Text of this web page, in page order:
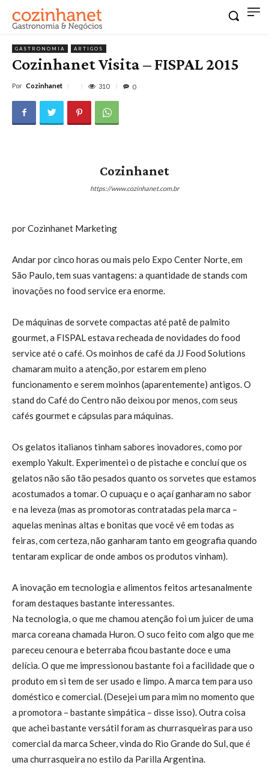
GASTRONOMIA ARTIGOS
Cozinhanet Visita – FISPAL 2015
Por Cozinhanet 310 0
Cozinhanet
https://www.cozinhanet.com.br
por Cozinhanet Marketing
Andar por cinco horas ou mais pelo Expo Center Norte, em
São Paulo, tem suas vantagens: a quantidade de stands com
inovações no food service era enorme.
De máquinas de sorvete compactas até patê de palmito
gourmet, a FISPAL estava recheada de novidades do food
service até o café. Os moinhos de café da JJ Food Solutions
chamaram muito a atenção, por estarem em pleno
funcionamento e serem moinhos (aparentemente) antigos. O
stand do Café do Centro não deixou por menos, com seus
cafés gourmet e cápsulas para máquinas.
Os gelatos italianos tinham sabores inovadores, como por
exemplo Yakult. Experimentei o de pistache e concluí que os
gelatos não são tão pesados quanto os sorvetes que estamos
acostumados a tomar. O cupuaçu e o açaí ganharam no sabor
e na leveza (mas as promotoras contratadas pela marca –
aquelas meninas altas e bonitas que você vê em todas as
feiras, com certeza, não ganharam tanto em geografia quando
tentaram explicar de onde ambos os produtos vinham).
A inovação em tecnologia e alimentos feitos artesanalmente
foram destaques bastante interessantes.
Na tecnologia, o que me chamou atenção foi um juicer de uma
marca coreana chamada Huron. O suco feito com algo que me
pareceu cenoura e beterraba ficou bastante doce e uma
delícia. O que me impressionou bastante foi a facilidade que o
produto em si tem de ser usado e limpo. A marca tem para uso
doméstico e comercial. (Desejei um para mim no momento que
a promotora – bastante simpática – disse isso). Outra coisa
que achei bastante versátil foram as churrasqueiras para uso
comercial da marca Scheer, vinda do Rio Grande do Sul, que é
uma churrasqueira no estilo da Parilla Argentina.